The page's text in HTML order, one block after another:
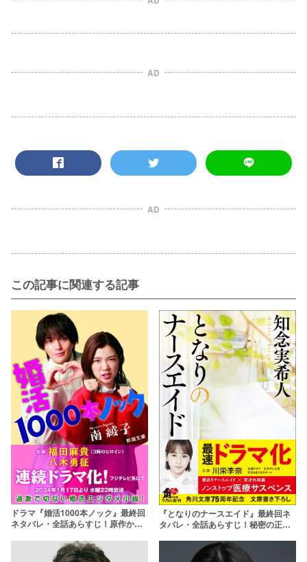
AD
AD
この記事に関連する記事
ドラマ『婚活1000本ノック』最終回
ネタバレ・全話あらすじ！原作から
『となりのナースエイド』最終回ネ
タバレ・全話あらすじ！秘密の正体